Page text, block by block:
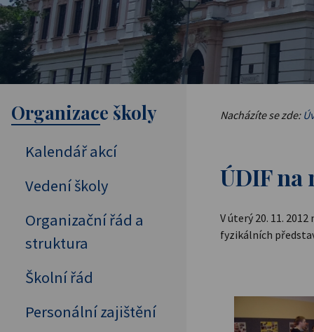
Nacházíte se zde:
ÚDIF na
V úterý 20. 11.
fyzikálních
Organizace školy
Kalendář akcí
Vedení školy
Organizační řád a
struktura
Školní řád
Personální zajištění